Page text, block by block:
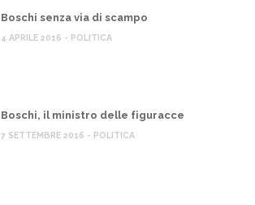
Boschi senza via di scampo
4 APRILE 2016 - POLITICA
Boschi, il ministro delle figuracce
7 SETTEMBRE 2016 - POLITICA